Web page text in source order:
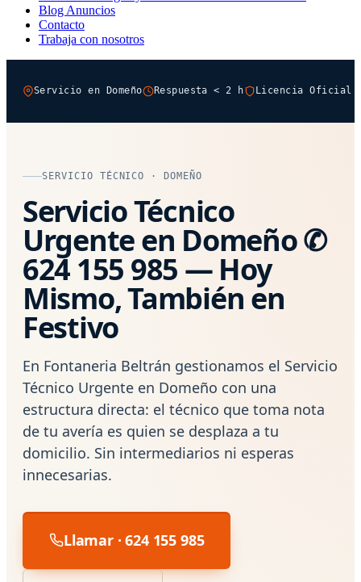
Blog Anuncios
Contacto
Trabaja con nosotros
Servicio en Domeño Respuesta < 2 h Licencia Oficial
SERVICIO TÉCNICO · DOMEÑO
Servicio Técnico
Urgente en Domeño ✆
624 155 985 — Hoy
Mismo, También en
Festivo
En Fontaneria Beltrán gestionamos el Servicio
Técnico Urgente en Domeño con una
estructura directa: el técnico que toma nota
de tu avería es quien se desplaza a tu
domicilio. Sin intermediarios ni esperas
innecesarias.
Llamar · 624 155 985